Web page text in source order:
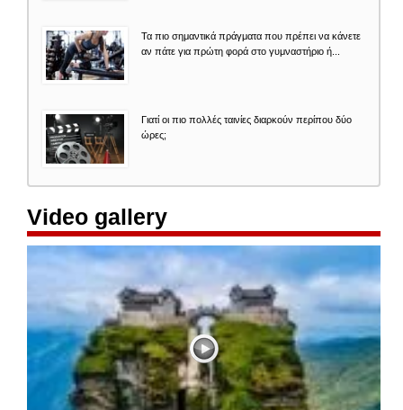
Τα πιο σημαντικά πράγματα που πρέπει να κάνετε
αν πάτε για πρώτη φορά στο γυμναστήριο ή...
Γιατί οι πιο πολλές ταινίες διαρκούν περίπου δύο
ώρες;
Video gallery